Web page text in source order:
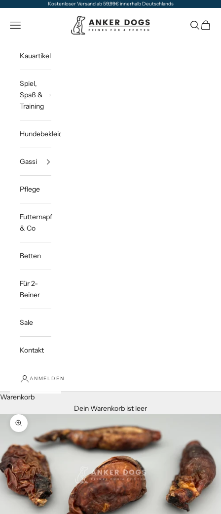
Zum Inhalt springenKostenloser Versand ab 59,99€ innerhalb Deutschlands
Anker Dogs
Navigationsmenü öffnen Suche
Kauartikel
Spiel,
Spaß &
Training
Hundebekleidung
Gassi
Pflege
Futternapf
& Co
Betten
Für 2-
Beiner
Sale
Kontakt
ANMELDEN
Warenkorb
Dein Warenkorb ist leer
Bild vergrößern